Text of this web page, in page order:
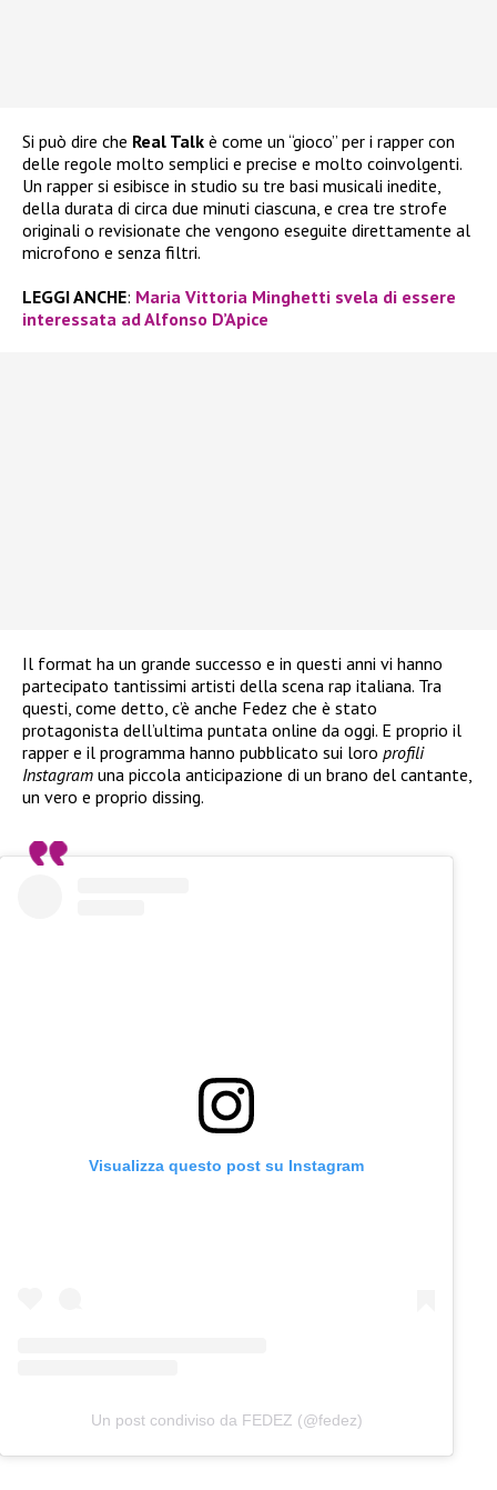
Si può dire che Real Talk è come un “gioco” per i rapper con
delle regole molto semplici e precise e molto coinvolgenti.
Un rapper si esibisce in studio su tre basi musicali inedite,
della durata di circa due minuti ciascuna, e crea tre strofe
originali o revisionate che vengono eseguite direttamente al
microfono e senza filtri.
LEGGI ANCHE: Maria Vittoria Minghetti svela di essere
interessata ad Alfonso D’Apice
Il format ha un grande successo e in questi anni vi hanno
partecipato tantissimi artisti della scena rap italiana. Tra
questi, come detto, c’è anche Fedez che è stato
protagonista dell’ultima puntata online da oggi. E proprio il
rapper e il programma hanno pubblicato sui loro profili
Instagram una piccola anticipazione di un brano del cantante,
un vero e proprio dissing.
Visualizza questo post su Instagram
Un post condiviso da FEDEZ (@fedez)